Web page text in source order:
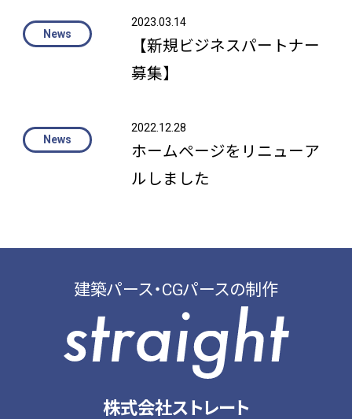
2023.03.14
【新規ビジネスパートナー
募集】
2022.12.28
ホームページをリニューア
ルしました
建築パース・CGパースの制作
株式会社ストレート